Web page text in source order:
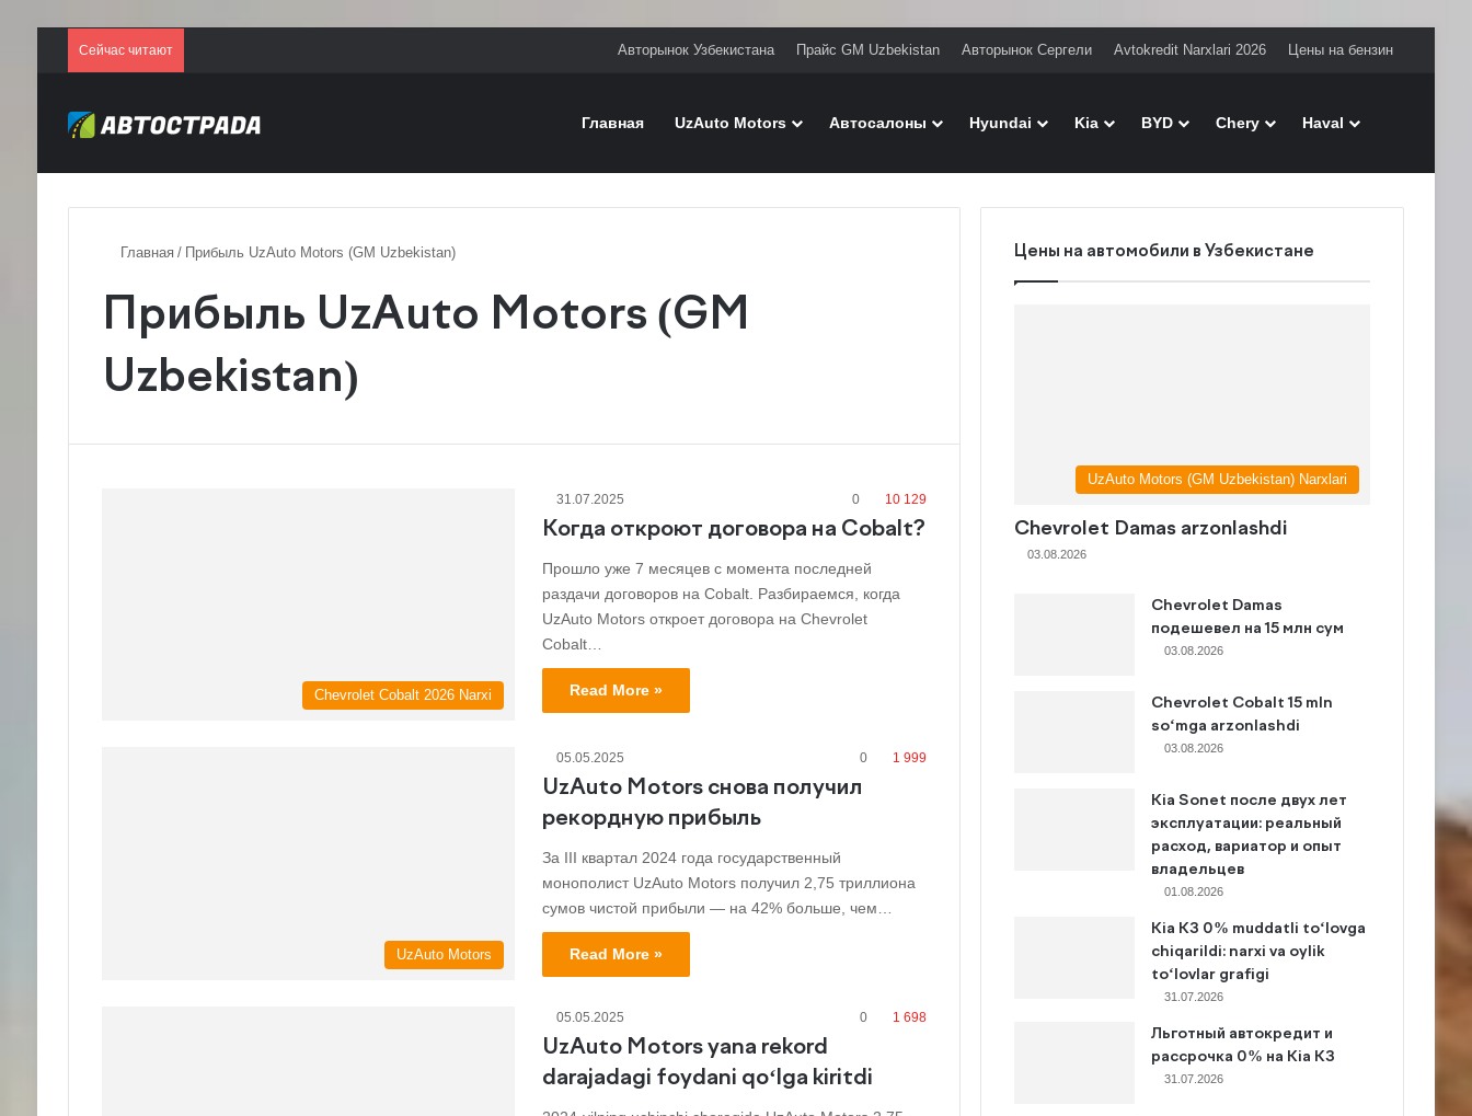
Сейчас читают Авторынок Узбекистана Прайс GM Uzbekistan Авторынок Сергели Avtokredit Narxlari 2026 Цены на бензин
Главная UzAuto Motors Автосалоны Hyundai Kia BYD Chery Haval
Главная / Прибыль UzAuto Motors (GM Uzbekistan)
Прибыль UzAuto Motors (GM
Uzbekistan)
Chevrolet Cobalt 2026 Narxi
31.07.2025 0 10 129
Когда откроют договора на Cobalt?
Прошло уже 7 месяцев с момента последней
раздачи договоров на Cobalt. Разбираемся, когда
UzAuto Motors откроет договора на Chevrolet
Cobalt…
Read More »
UzAuto Motors
05.05.2025 0 1 999
UzAuto Motors снова получил
рекордную прибыль
За III квартал 2024 года государственный
монополист UzAuto Motors получил 2,75 триллиона
сумов чистой прибыли — на 42% больше, чем…
Read More »
05.05.2025 0 1 698
UzAuto Motors yana rekord
darajadagi foydani qo‘lga kiritdi
Цены на автомобили в Узбекистане
UzAuto Motors (GM Uzbekistan) Narxlari
Chevrolet Damas arzonlashdi
03.08.2026
Chevrolet Damas
подешевел на 15 млн сум
03.08.2026
Chevrolet Cobalt 15 mln
so‘mga arzonlashdi
03.08.2026
Kia Sonet после двух лет
эксплуатации: реальный
расход, вариатор и опыт
владельцев
01.08.2026
Kia K3 0% muddatli to‘lovga
chiqarildi: narxi va oylik
to‘lovlar grafigi
31.07.2026
Льготный автокредит и
рассрочка 0% на Kia K3
31.07.2026